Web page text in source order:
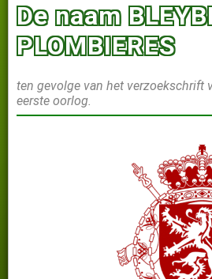
De naam
PLOMBIERES
ten gevolge van het verzoekschrift
eerste oorlog.